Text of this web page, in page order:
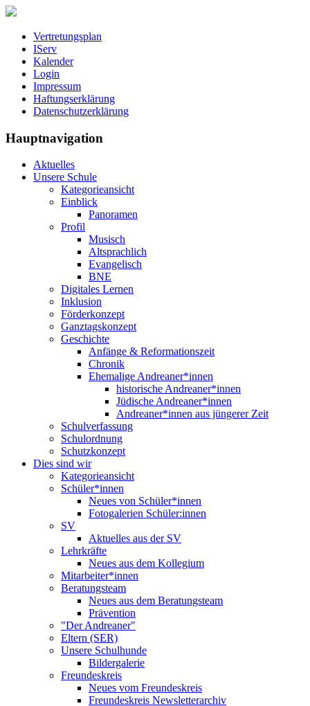
Vertretungsplan
IServ
Kalender
Login
Impressum
Haftungserklärung
Datenschutzerklärung
Hauptnavigation
Aktuelles
Unsere Schule
Kategorieansicht
Einblick
Panoramen
Profil
Musisch
Altsprachlich
Evangelisch
BNE
Digitales Lernen
Inklusion
Förderkonzept
Ganztagskonzept
Geschichte
Anfänge & Reformationszeit
Chronik
Ehemalige Andreaner*innen
historische Andreaner*innen
Jüdische Andreaner*innen
Andreaner*innen aus jüngerer Zeit
Schulverfassung
Schulordnung
Schutzkonzept
Dies sind wir
Kategorieansicht
Schüler*innen
Neues von Schüler*innen
Fotogalerien Schüler:innen
SV
Aktuelles aus der SV
Lehrkräfte
Neues aus dem Kollegium
Mitarbeiter*innen
Beratungsteam
Neues aus dem Beratungsteam
Prävention
"Der Andreaner"
Eltern (SER)
Unsere Schulhunde
Bildergalerie
Freundeskreis
Neues vom Freundeskreis
Freundeskreis Newsletterarchiv